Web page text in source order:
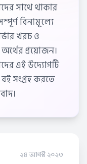
সাথে থাকার
বিনামূল্যে
খরচ ও
প্রয়োজন।
এই উদ্যোগটি
সংগ্রহ করতে
২৪ আগস্ট ২০২৩